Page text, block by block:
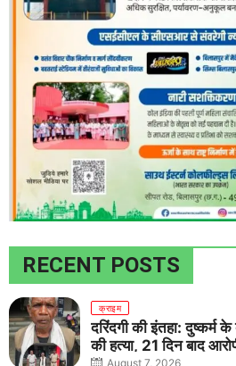
RECENT POSTS
क्राइम
दरिंदगी की इंतहा: दुष्कर्म
की हत्या, 21 दिन बाद
August 7, 2026